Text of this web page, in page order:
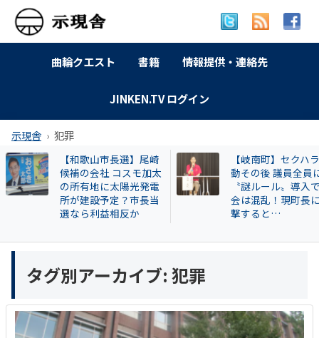
曲輪クエスト 書籍 情報提供・連絡先
JINKEN.TV ログイン
示現舎 犯罪
【和歌山市長選】尾崎
候補の会社 コスモ加太
の所有地に太陽光発電
所が建設予定？市長当
選なら利益相反か
【岐南町】セクハラ騒
動その後 議員全員に
〝謎ルール〟導入で議
会は混乱！現町長に直
撃すると…
タグ別アーカイブ: 犯罪